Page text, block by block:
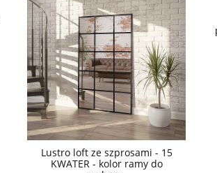
Lustro loft ze szprosami - 15
KWATER - kolor ramy do